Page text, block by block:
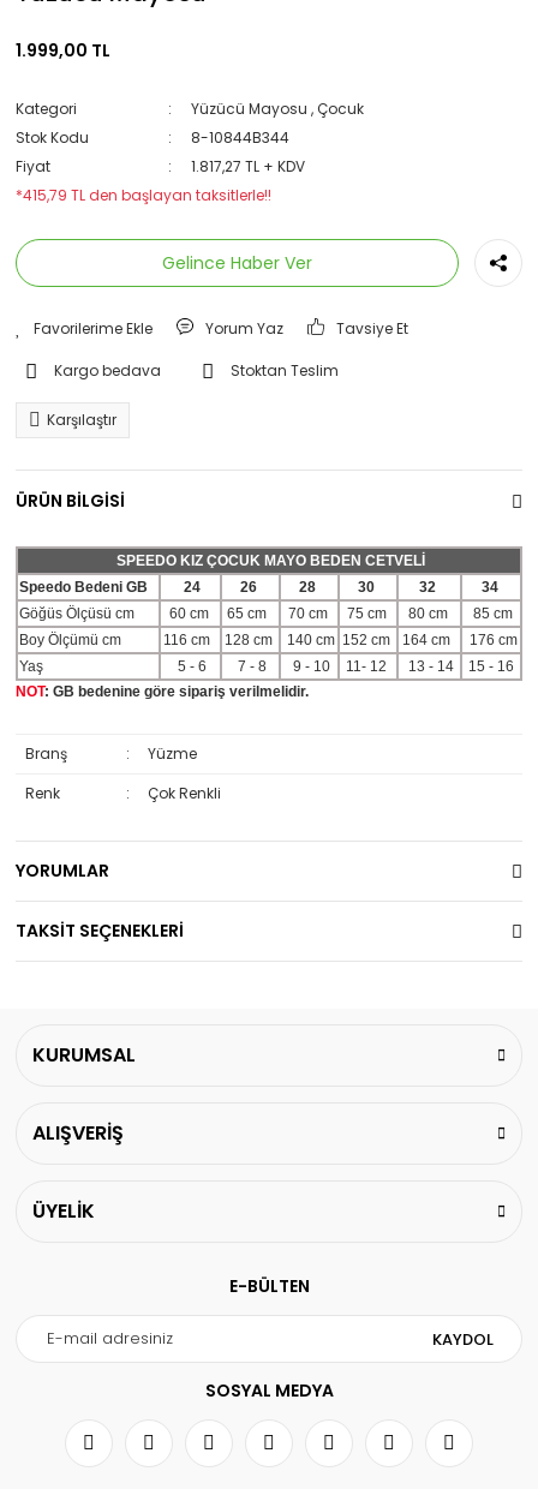
1.999,00 TL
Kategori Yüzücü Mayosu ,Çocuk
Stok Kodu
8-10844B344
Fiyat
1.817,27 TL + KDV
*415,79 TL den başlayan taksitlerle!!
Gelince Haber Ver
Yorum Yaz Tavsiye Et
Kargo bedava Stoktan Teslim
Karşılaştır
ÜRÜN BİLGİSİ
SPEEDO KIZ ÇOCUK MAYO BEDEN CETVELİ
Speedo Bedeni GB
24 26 28 30 32
34
Göğüs Ölçüsü cm
60 cm 65 cm 70 cm 75 cm 80 cm
85 cm
Boy Ölçümü cm
116 cm 128 cm 140 cm 152 cm 164 cm
176 cm
Yaş
5 - 6 7 - 8 9 - 10 11- 12 13 - 14
15 - 16
NOT: GB bedenine göre sipariş verilmelidir.
Branş :
Yüzme
Renk
: Çok Renkli
YORUMLAR
TAKSİT SEÇENEKLERİ
KURUMSAL
ALIŞVERİŞ
ÜYELİK
E-BÜLTEN
KAYDOL
SOSYAL MEDYA